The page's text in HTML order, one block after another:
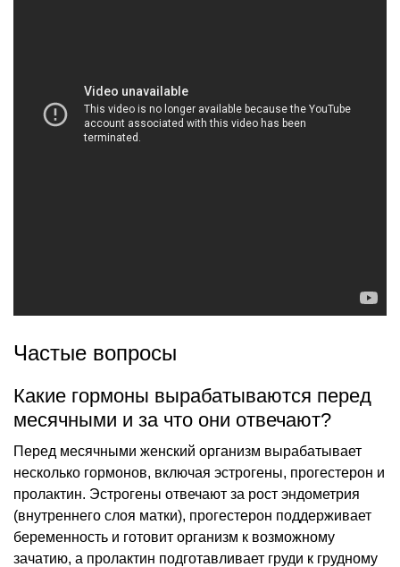
Частые вопросы
Какие гормоны вырабатываются перед
месячными и за что они отвечают?
Перед месячными женский организм вырабатывает
несколько гормонов, включая эстрогены, прогестерон и
пролактин. Эстрогены отвечают за рост эндометрия
(внутреннего слоя матки), прогестерон поддерживает
беременность и готовит организм к возможному
зачатию, а пролактин подготавливает груди к грудному